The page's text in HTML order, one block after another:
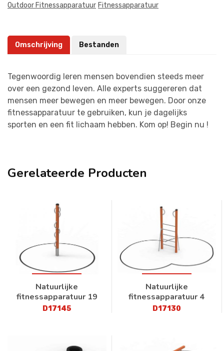
Outdoor Fitnessapparatuur Fitnessapparatuur
Omschrijving Bestanden
Tegenwoordig leren mensen bovendien steeds meer
over een gezond leven. Alle experts suggereren dat
mensen meer bewegen en meer bewegen. Door onze
fitnessapparatuur te gebruiken, kun je dagelijks
sporten en een fit lichaam hebben. Kom op! Begin nu !
Gerelateerde Producten
Natuurlijke
fitnessapparatuur 19
D17145
Natuurlijke
fitnessapparatuur 4
D17130